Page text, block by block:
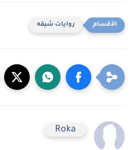
روايات شيقه
Roka